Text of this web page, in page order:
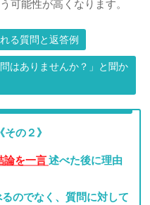
可能性が高くなります。
る質問と返答例
はありませんか？」と聞か
の２》
論を一言 述べた後に理由
のでなく、質問に対して